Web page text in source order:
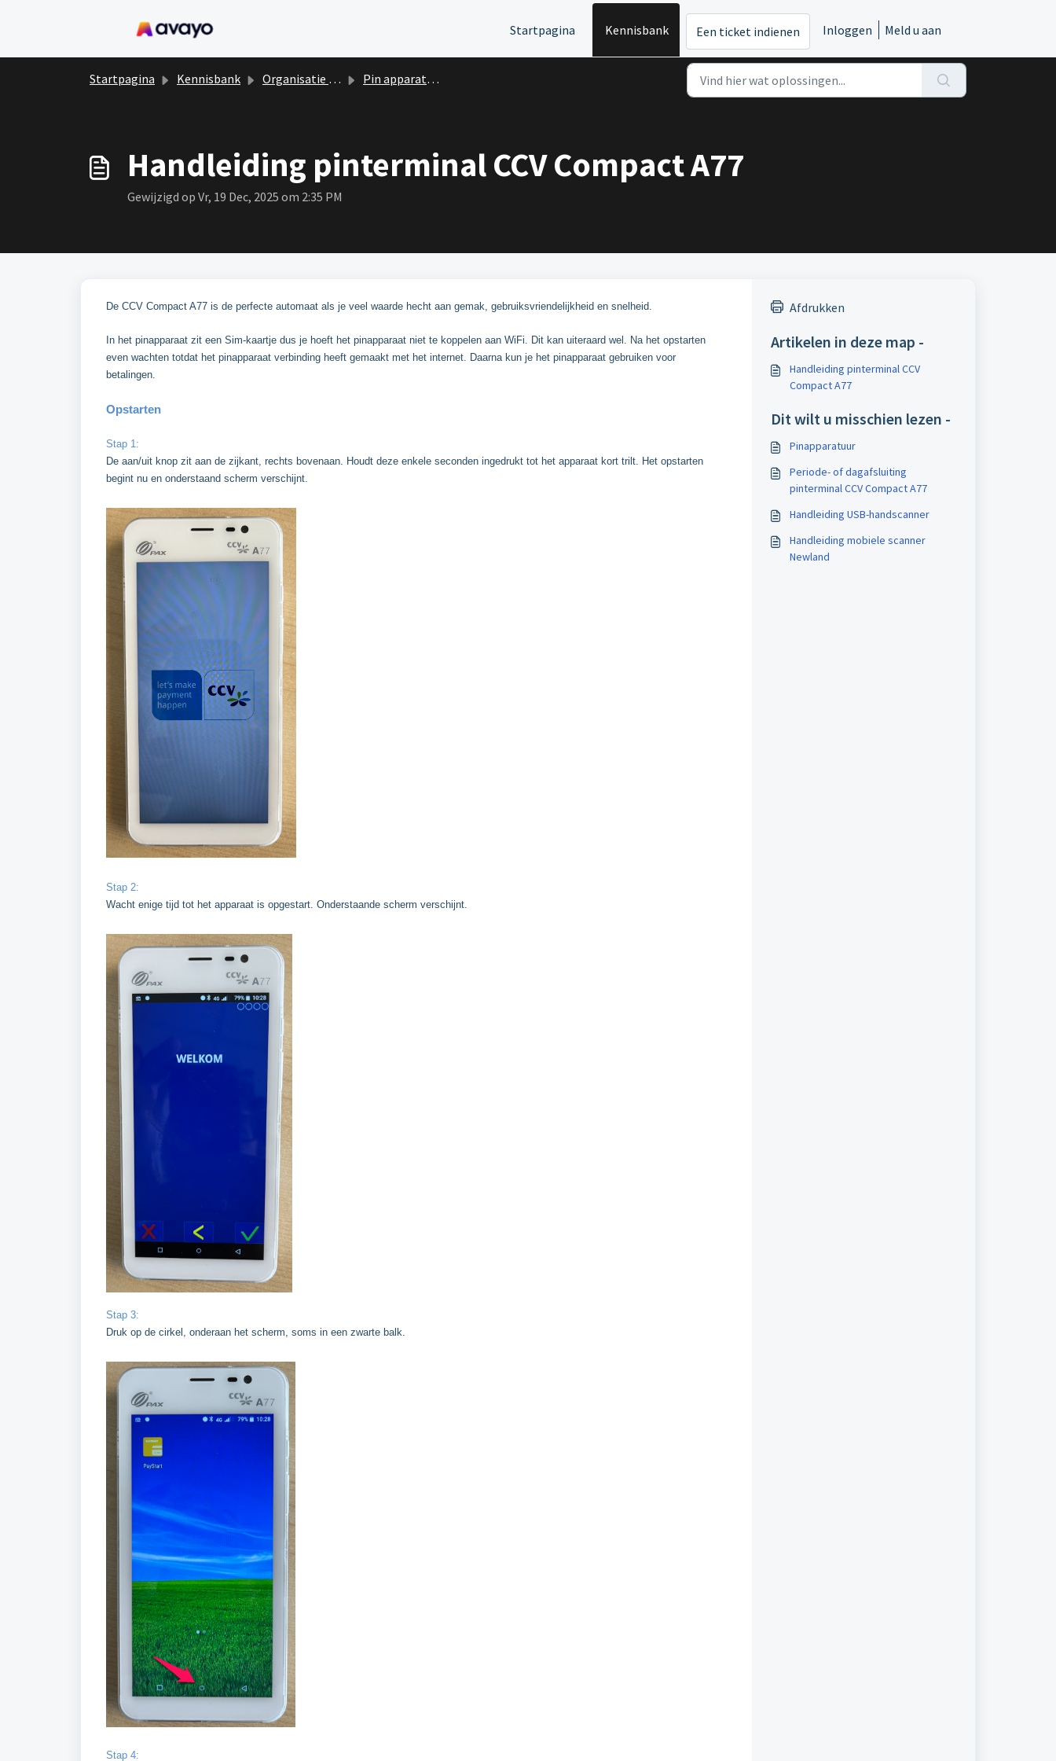
Startpagina
Kennisbank Een ticket indienen Inloggen Meld u aan
Startpagina Kennisbank Organisatie event Pin apparatuur
Handleiding pinterminal CCV Compact A77
Gewijzigd op Vr, 19 Dec, 2025 om 2:35 PM
De CCV Compact A77 is de perfecte automaat als je veel waarde hecht aan gemak, gebruiksvriendelijkheid en snelheid.
In het pinapparaat zit een Sim-kaartje dus je hoeft het pinapparaat niet te koppelen aan WiFi. Dit kan uiteraard wel. Na het opstarten
even wachten totdat het pinapparaat verbinding heeft gemaakt met het internet. Daarna kun je het pinapparaat gebruiken voor
betalingen.
Opstarten
Stap 1:
De aan/uit knop zit aan de zijkant, rechts bovenaan. Houdt deze enkele seconden ingedrukt tot het apparaat kort trilt. Het opstarten
begint nu en onderstaand scherm verschijnt.
Stap 2:
Wacht enige tijd tot het apparaat is opgestart. Onderstaande scherm verschijnt.
Stap 3:
Druk op de cirkel, onderaan het scherm, soms in een zwarte balk.
Stap 4:
Afdrukken
Artikelen in deze map -
Handleiding pinterminal CCV
Compact A77
Dit wilt u misschien lezen -
Pinapparatuur
Periode- of dagafsluiting
pinterminal CCV Compact A77
Handleiding USB-handscanner
Handleiding mobiele scanner
Newland